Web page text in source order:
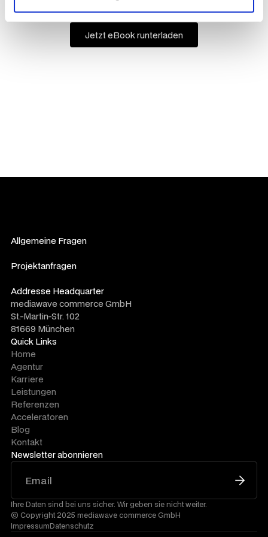
Download
Jetzt eBook runterladen
Jetzt eBook runterladen
Newsletter abonnieren
Ihre Daten sind bei uns sicher. Wir geben sie nicht weiter.
Allgemeine Fragen
Projektanfragen
Addresse Headquarter
mediawave commerce GmbH
St.-Martin-Str. 102
81669 München
Quick Links
Home
Agentur
Karriere
Leistungen
Referenzen
Acceleratoren
Blog
Kontakt
© Copyright 2025 mediawave commerce GmbH
ImpressumDatenschutz